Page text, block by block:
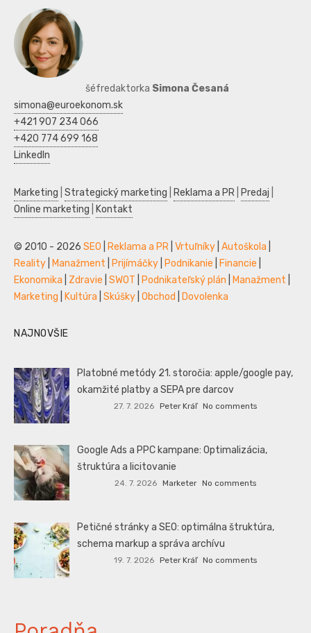
šéfredaktorka Simona Česaná
simona@euroekonom.sk
+421 907 234 066
+420 774 699 168
LinkedIn
Marketing Strategický marketing Reklama a PR Predaj
Online marketing
Kontakt
© 2010 - 2026 SEO Reklama a PR Vrtuľníky Autoškola
Reality
Manažment Prijímáčky Podnikanie Financie
Ekonomika
Zdravie SWOT Podnikateľský plán Manažment
Marketing
Kultúra Skúšky Obchod Dovolenka
NAJNOVŠIE
Platobné metódy 21. storočia: apple/google pay,
okamžité platby a SEPA pre darcov
27. 7. 2026 Peter Kráľ No comments
Google Ads a PPC kampane: Optimalizácia,
štruktúra a licitovanie
24. 7. 2026 Marketer No comments
Petičné stránky a SEO: optimálna štruktúra,
schema markup a správa archívu
19. 7. 2026 Peter Kráľ No comments